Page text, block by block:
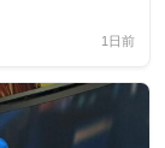
1日前